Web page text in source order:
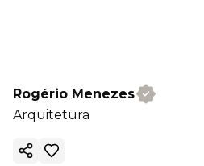
Rogério Menezes
Arquitetura
Copiar enlace